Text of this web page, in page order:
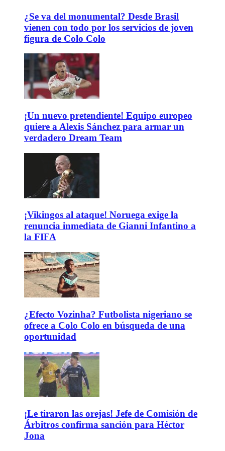
¿Se va del monumental? Desde Brasil
vienen con todo por los servicios de joven
figura de Colo Colo
¡Un nuevo pretendiente! Equipo europeo
quiere a Alexis Sánchez para armar un
verdadero Dream Team
¡Vikingos al ataque! Noruega exige la
renuncia inmediata de Gianni Infantino a
la FIFA
¿Efecto Vozinha? Futbolista nigeriano se
ofrece a Colo Colo en búsqueda de una
oportunidad
¡Le tiraron las orejas! Jefe de Comisión de
Árbitros confirma sanción para Héctor
Jona